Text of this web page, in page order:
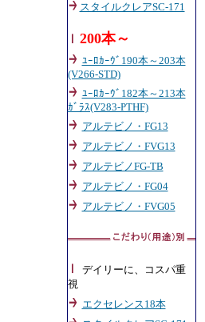
スタイルクレアSC-171
200本～
ﾕｰﾛｶｰｳﾞ190本～203本
(V266-STD)
ﾕｰﾛｶｰｳﾞ182本～213本
ｶﾞﾗｽ(V283-PTHF)
アルテビノ・FG13
アルテビノ・FVG13
アルテビノFG-TB
アルテビノ・FG04
アルテビノ・FVG05
デイリーに、コスパ重
視
エクセレンス18本